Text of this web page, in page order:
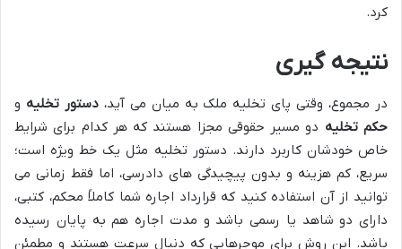
کرد.
نتیجه گیری
در مجموع، وقتی پای تخلیه ملک به میان می آید،دستور تخلیه و
حکم تخلیه دو مسیر حقوقی مجزا هستند که هر کدام برای شرایط
خاص خودشان کاربرد دارند. دستور تخلیه مثل یک خط ویژه است؛
سریع، کم هزینه و بدون پیچیدگی های دادرسی، اما فقط زمانی می
توانید از آن استفاده کنید که قرارداد اجاره شما کاملاً محکم، کتبی،
دارای دو شاهد یا رسمی باشد و مدت اجاره هم به پایان رسیده
باشد. این روش برای موجرهایی که دنبال سرعت هستند و مطمئن